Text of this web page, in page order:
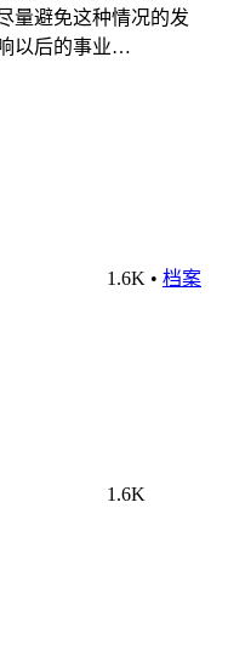
量避免这种情况的发
以后的事业…
1.6K • 档案
1.6K